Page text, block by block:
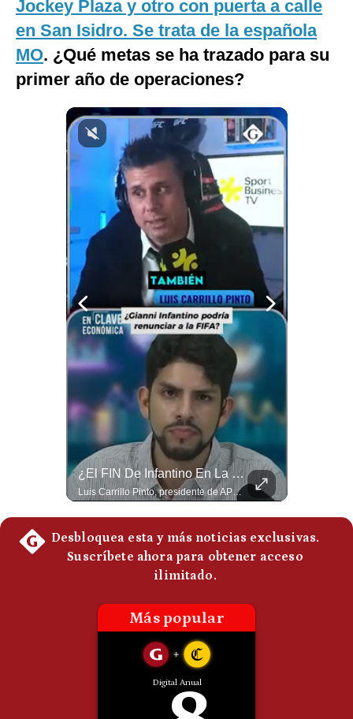
¿quiénes
Somos?
Términos
Y
Condiciones
Privacidad
Preguntas
Jockey Plaza y otro con puerta a calle
en San Isidro. Se trata de la española
MO. ¿Qué metas se ha trazado para su
primer año de operaciones?
¿El FIN De Infantino En La FIFA? El Grave Pronóstico Sobre Su Renuncia | #EnClaveEconómica
Luis Carrillo Pinto, presidente de APEMD pronostica meses muy difíciles para Infantino y sostiene que una mayor presión de la UEFA, junto con nuevas investigaciones periodísticas, podría llevarlo a dimitir. También menciona renuncias internas y acusaciones de que el proyecto fue impulsado por una sola persona. #GianniInfantino #FIFA #UEFA #LuisCarrilloPinto #APEMD #Futbol #NoticiasDeportivas #Mundial #Shorts 👉 Suscríbete y activa la campana para no perderte nuestro análisis diario. 🌎 Síguenos en nuestras redes sociales: 📌 Web oficial: https://gestion.pe/mundo/ 📌 LinkedIn: http://bit.ly/3HYIET0 📌 X (Twitter): http://bit.ly/4noZtX9 📌 TikTok: http://bit.ly/4evB6TO